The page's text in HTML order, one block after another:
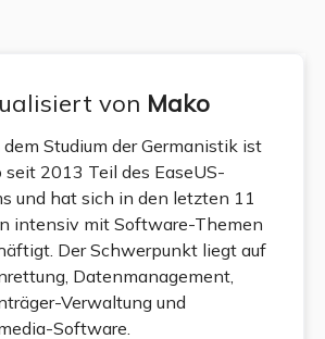
von Mako
dem Studium der Germanistik ist
seit 2013 Teil des EaseUS-
und hat sich in den letzten 11
intensiv mit Software-Themen
Der Schwerpunkt liegt auf
Datenmanagement,
Verwaltung und
Software.